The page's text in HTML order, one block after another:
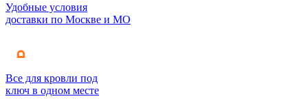
Удобные условия
доставки по Москве и МО
Все для кровли под
ключ в одном месте